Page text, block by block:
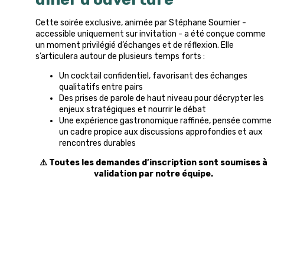
Cette soirée exclusive, animée par Stéphane Soumier -
accessible uniquement sur invitation - a été conçue comme
un moment privilégié d’échanges et de réflexion. Elle
s’articulera autour de plusieurs temps forts :
Un cocktail confidentiel, favorisant des échanges
qualitatifs entre pairs
Des prises de parole de haut niveau pour décrypter les
enjeux stratégiques et nourrir le débat
Une expérience gastronomique raffinée, pensée comme
un cadre propice aux discussions approfondies et aux
rencontres durables
⚠️ Toutes les demandes d’inscription sont soumises à
validation par notre équipe.